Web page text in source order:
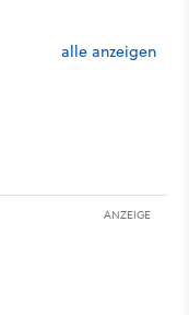
alle anzeigen
ANZEIGE